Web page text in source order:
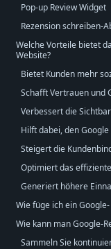
Pop-up Review Widget
Rezension schreiben-
Welche Vorteile bietet
Website?
Bietet Kunden mehr
Schafft Vertrauen und
Verbessert die
Hilft dabei, den
Steigert die
Optimiert das
Generiert höhere
Wie füge ich ein
Wie kann man Google-
Sammeln Sie